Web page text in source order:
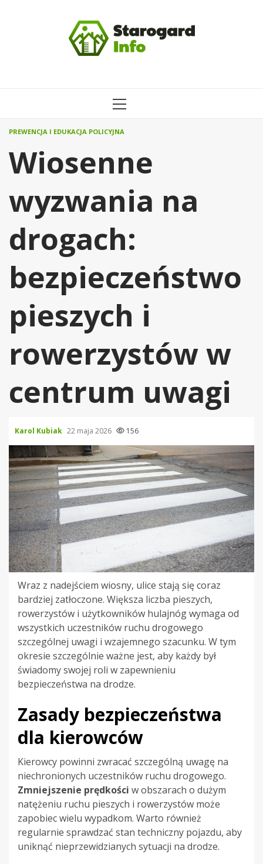
MENU
PREWENCJA I EDUKACJA POLICYJNA
Wiosenne
wyzwania na
drogach:
bezpieczeństwo
pieszych i
rowerzystów w
centrum uwagi
Karol Kubiak 22 maja 2026 156
Wraz z nadejściem wiosny, ulice stają się coraz
bardziej zatłoczone. Większa liczba pieszych,
rowerzystów i użytkowników hulajnóg wymaga od
wszystkich uczestników ruchu drogowego
szczególnej uwagi i wzajemnego szacunku. W tym
okresie szczególnie ważne jest, aby każdy był
świadomy swojej roli w zapewnieniu
bezpieczeństwa na drodze.
Zasady bezpieczeństwa
dla kierowców
Kierowcy powinni zwracać szczególną uwagę na
niechronionych uczestników ruchu drogowego.
Zmniejszenie prędkości w obszarach o dużym
natężeniu ruchu pieszych i rowerzystów może
zapobiec wielu wypadkom. Warto również
regularnie sprawdzać stan techniczny pojazdu, aby
uniknąć nieprzewidzianych sytuacji na drodze.